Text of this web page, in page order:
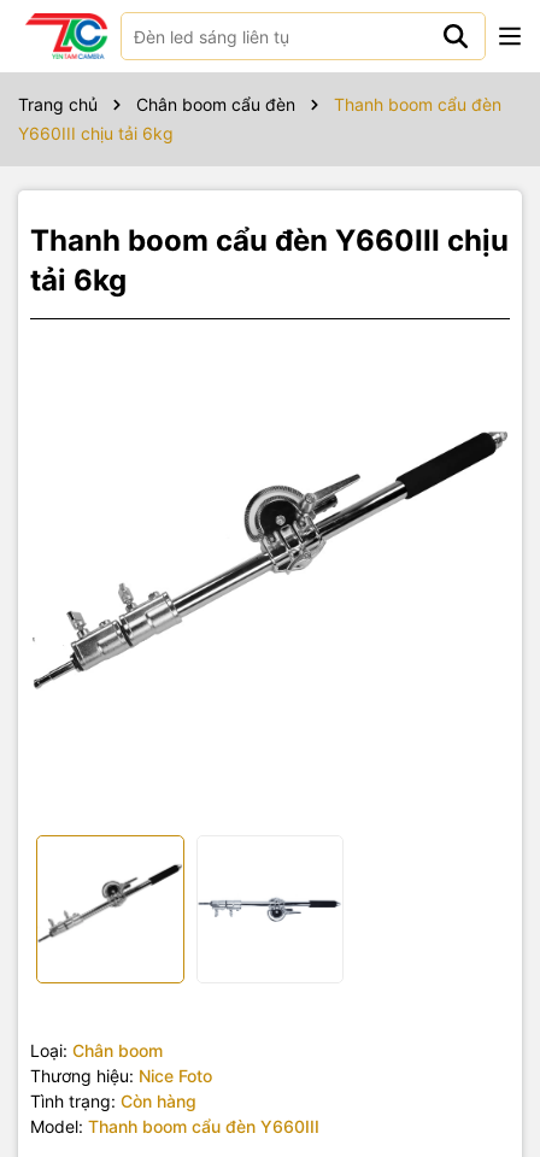
Trang chủ Chân boom cẩu đèn
Thanh boom cẩu đèn
Y660III chịu tải 6kg
Thanh boom cẩu đèn Y660III chịu
tải 6kg
Loại: Chân boom
Thương hiệu: Nice Foto
Tình trạng: Còn hàng
Model: Thanh boom cẩu đèn Y660III
Sản phẩm bao gồm
Tay boom cho chân đèn NiceFoto C-Stand Y660III